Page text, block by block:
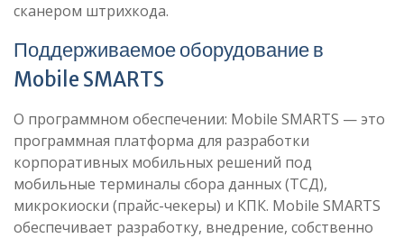
сканером штрихкода.
Поддерживаемое оборудование в
Mobile SMARTS
О программном обеспечении: Mobile SMARTS — это
программная платформа для разработки
корпоративных мобильных решений под
мобильные терминалы сбора данных (ТСД),
микрокиоски (прайс-чекеры) и КПК. Mobile SMARTS
обеспечивает разработку, внедрение, собственно